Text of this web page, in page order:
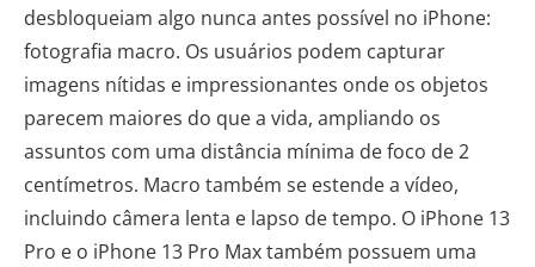
desbloqueiam algo nunca antes possível no iPhone:
fotografia macro. Os usuários podem capturar
imagens nítidas e impressionantes onde os objetos
parecem maiores do que a vida, ampliando os
assuntos com uma distância mínima de foco de 2
centímetros. Macro também se estende a vídeo,
incluindo câmera lenta e lapso de tempo. O iPhone 13
Pro e o iPhone 13 Pro Max também possuem uma